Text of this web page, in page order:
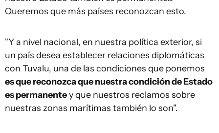
Queremos que más países reconozcan esto.
"Y a nivel nacional, en nuestra política exterior, si
un país desea establecer relaciones diplomáticas
con Tuvalu, una de las condiciones que ponemos
es que reconozca que nuestra condición de Estado
es permanentey que nuestros reclamos sobre
nuestras zonas marítimas también lo son".